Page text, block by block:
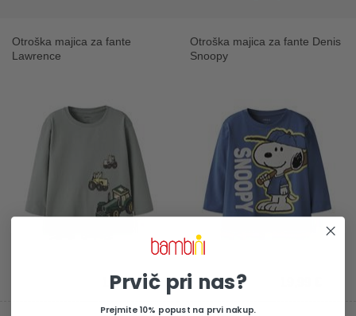
Otroška majica za fante
Lawrence
12,99 €
Otroška majica za fante Denis
Snoopy
Prvič pri nas?
Prejmite 10% popust na prvi nakup.